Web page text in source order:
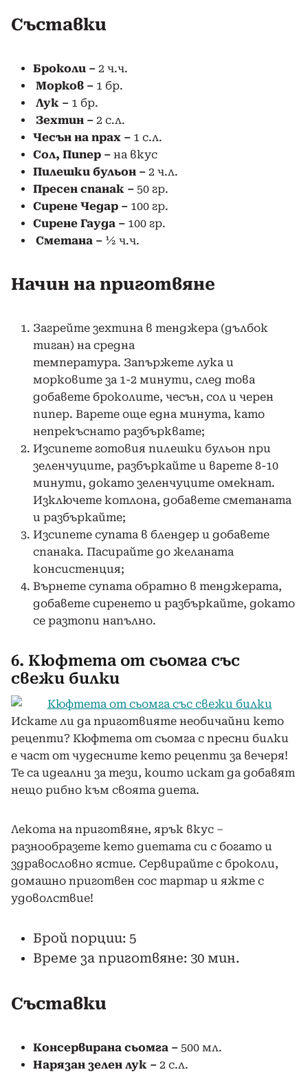
Съставки
Броколи – 2 ч.ч.
Морков – 1 бр.
Лук – 1 бр.
Зехтин – 2 с.л.
Чесън на прах – 1 с.л.
Сол, Пипер – на вкус
Пилешки бульон – 2 ч.л.
Пресен спанак – 50 гр.
Сирене Чедар – 100 гр.
Сирене Гауда – 100 гр.
Сметана – ½ ч.ч.
Начин на приготвяне
Загрейте зехтина в тенджера (дълбок
тиган) на средна
температура. Запържете лука и
морковите за 1-2 минути, след това
добавете броколите, чесън, сол и черен
пипер. Варете още една минута, като
непрекъснато разбърквате;
Изсипете готовия пилешки бульон при
зеленчуците, разбъркайте и варете 8-10
минути, докато зеленчуците омекнат.
Изключете котлона, добавете сметаната
и разбъркайте;
Изсипете супата в блендер и добавете
спанака. Пасирайте до желаната
консистенция;
Върнете супата обратно в тенджерата,
добавете сиренето и разбъркайте, докато
се разтопи напълно.
6. Кюфтета от сьомга със
свежи билки
Искате ли да приготвияте необичайни кето
рецепти? Кюфтета от сьомга с пресни билки
е част от чудесните кето рецепти за вечеря!
Те са идеални за тези, които искат да добавят
нещо рибно към своята диета.
Лекота на приготвяне, ярък вкус –
разнообразете кето диетата си с богато и
здравословно ястие. Сервирайте с броколи,
домашно приготвен сос тартар и яжте с
удоволствие!
Брой порции: 5
Време за приготвяне: 30 мин.
Съставки
Консервирана сьомга – 500 мл.
Нарязан зелен лук – 2 с.л.